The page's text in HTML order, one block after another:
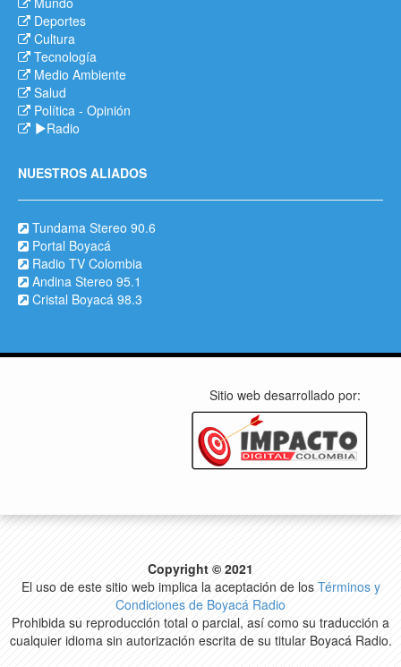
Deportes
Cultura
Tecnología
Medio Ambiente
Salud
Política - Opinión
Radio
NUESTROS ALIADOS
Tundama Stereo 90.6
Portal Boyacá
Radio TV Colombia
Andina Stereo 95.1
Cristal Boyacá 98.3
Sitio web desarrollado por:
Copyright © 2021
El uso de este sitio web implica la aceptación de los Términos y
Condiciones de Boyacá Radio
Prohibida su reproducción total o parcial, así como su traducción a
cualquier idioma sin autorización escrita de su titular Boyacá Radio.